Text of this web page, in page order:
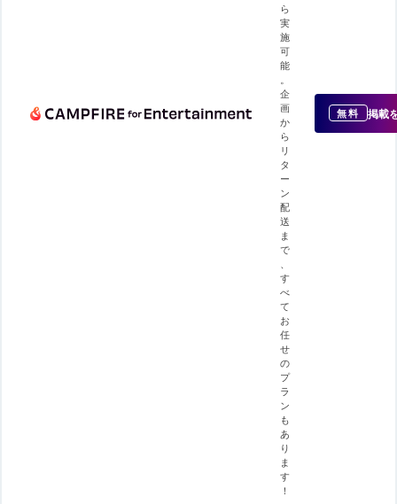
ら
実
施
可
能
企
画
か
ら
リ
タ
ー
ン
配
送
ま
で
す
べ
て
お
任
せ
の
プ
ラ
ン
も
あ
り
ま
す
！
無料 掲載